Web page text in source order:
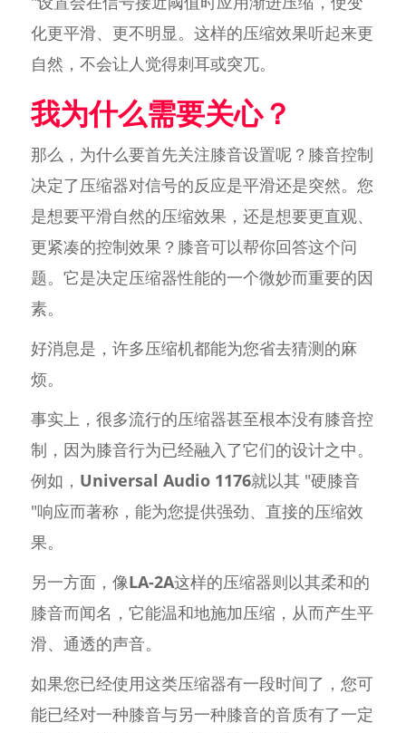
化更平滑、更不明显。这样的压缩效果听起来更
自然，不会让人觉得刺耳或突兀。
我为什么需要关心？
那么，为什么要首先关注膝音设置呢？膝音控制
决定了压缩器对信号的反应是平滑还是突然。您
是想要平滑自然的压缩效果，还是想要更直观、
更紧凑的控制效果？膝音可以帮你回答这个问
题。它是决定压缩器性能的一个微妙而重要的因
素。
好消息是，许多压缩机都能为您省去猜测的麻
烦。
事实上，很多流行的压缩器甚至根本没有膝音控
制，因为膝音行为已经融入了它们的设计之中。
例如， Universal Audio 1176就以其 "硬膝音
"响应而著称，能为您提供强劲、直接的压缩效
果。
另一方面，像LA-2A这样的压缩器则以其柔和的
膝音而闻名，它能温和地施加压缩，从而产生平
滑、通透的声音。
如果您已经使用这类压缩器有一段时间了，您可
能已经对一种膝音与另一种膝音的音质有了一定